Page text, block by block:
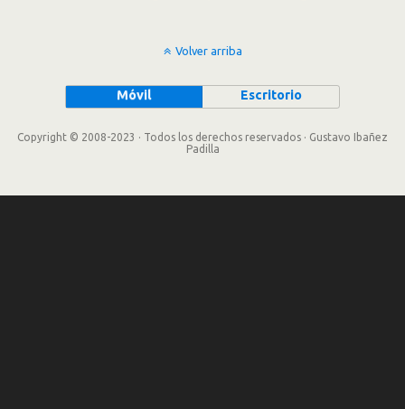
Volver arriba
Móvil Escritorio
Copyright © 2008-2023 · Todos los derechos reservados · Gustavo Ibañez
Padilla